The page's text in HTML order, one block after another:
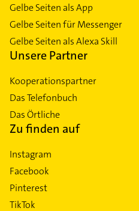
Gelbe Seiten als App
Gelbe Seiten für Messenger
Gelbe Seiten als Alexa Skill
Unsere Partner
Kooperationspartner
Das Telefonbuch
Das Örtliche
Zu finden auf
Instagram
Facebook
Pinterest
TikTok